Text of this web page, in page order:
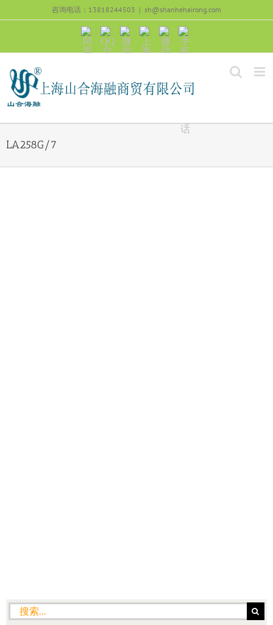
咨询电话：13818244503 | sh@shanhehairong.com
阿
里
通
QQ
交
微
信
shanhehairong
上
海
融
微
微
信
手
机
接
拨
话
LA258G/7
搜
索：